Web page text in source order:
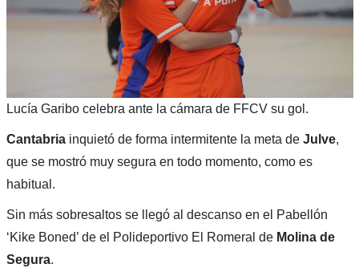
Lucía Garibo celebra ante la cámara de FFCV su gol.
Cantabriainquietó de forma intermitente la meta de Julve,
que se mostró muy segura en todo momento, como es
habitual.
Sin más sobresaltos se llegó al descanso en el Pabellón
‘Kike Boned’ de el Polideportivo El Romeral de Molina de
Segura.